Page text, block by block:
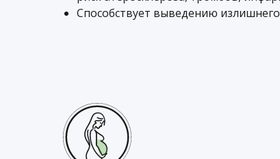
Способствует выведению